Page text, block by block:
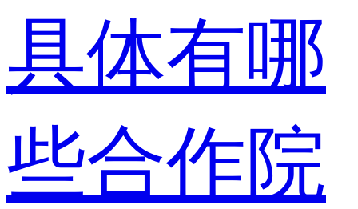
具体有哪
些合作院